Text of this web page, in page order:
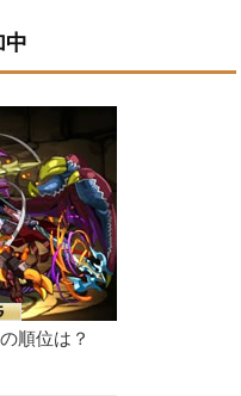
中
順位は？